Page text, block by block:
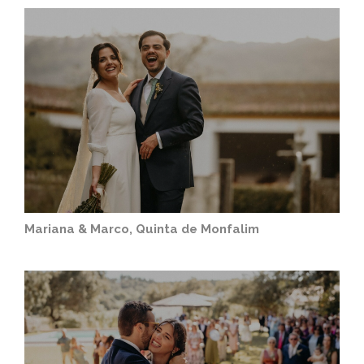
Mariana & Marco, Quinta de Monfalim